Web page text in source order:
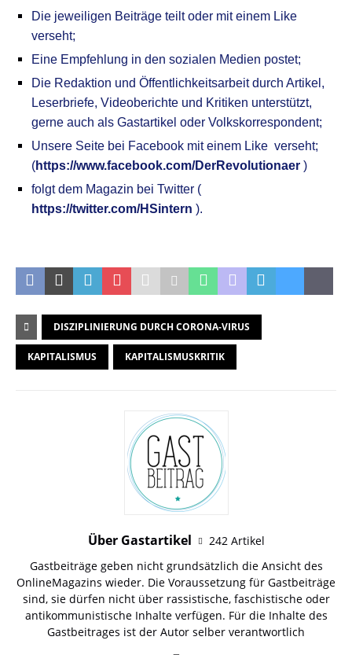
Die jeweiligen Beiträge teilt oder mit einem Like
verseht;
Eine Empfehlung in den sozialen Medien postet;
Die Redaktion und Öffentlichkeitsarbeit durch Artikel,
Leserbriefe, Videoberichte und Kritiken unterstützt,
gerne auch als Gastartikel oder Volkskorrespondent;
Unsere Seite bei Facebook mit einem Like verseht;
(https://www.facebook.com/DerRevolutionaer )
folgt dem Magazin bei Twitter (
https://twitter.com/HSintern ).
DISZIPLINIERUNG DURCH CORONA-VIRUS
KAPITALISMUS KAPITALISMUSKRITIK
Über Gastartikel
242 Artikel
Gastbeiträge geben nicht grundsätzlich die Ansicht des
OnlineMagazins wieder. Die Voraussetzung für Gastbeiträge
sind, sie dürfen nicht über rassistische, faschistische oder
antikommunistische Inhalte verfügen. Für die Inhalte des
Gastbeitrages ist der Autor selber verantwortlich